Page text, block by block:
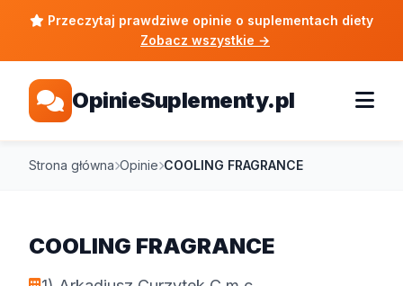
Przeczytaj prawdziwe opinie o suplementach diety
Zobacz wszystkie →
OpinieSuplementy.pl
Strona główna Opinie COOLING FRAGRANCE
COOLING FRAGRANCE